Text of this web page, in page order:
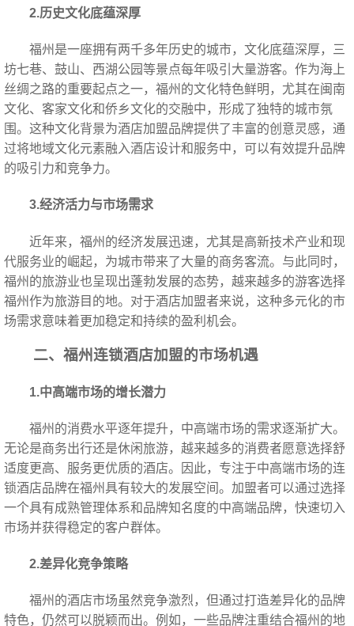
2.历史文化底蕴深厚
福州是一座拥有两千多年历史的城市，文化底蕴深厚，三
坊七巷、鼓山、西湖公园等景点每年吸引大量游客。作为海上
丝绸之路的重要起点之一，福州的文化特色鲜明，尤其在闽南
文化、客家文化和侨乡文化的交融中，形成了独特的城市氛
围。这种文化背景为酒店加盟品牌提供了丰富的创意灵感，通
过将地域文化元素融入酒店设计和服务中，可以有效提升品牌
的吸引力和竞争力。
3.经济活力与市场需求
近年来，福州的经济发展迅速，尤其是高新技术产业和现
代服务业的崛起，为城市带来了大量的商务客流。与此同时，
福州的旅游业也呈现出蓬勃发展的态势，越来越多的游客选择
福州作为旅游目的地。对于酒店加盟者来说，这种多元化的市
场需求意味着更加稳定和持续的盈利机会。
二、福州连锁酒店加盟的市场机遇
1.中高端市场的增长潜力
福州的消费水平逐年提升，中高端市场的需求逐渐扩大。
无论是商务出行还是休闲旅游，越来越多的消费者愿意选择舒
适度更高、服务更优质的酒店。因此，专注于中高端市场的连
锁酒店品牌在福州具有较大的发展空间。加盟者可以通过选择
一个具有成熟管理体系和品牌知名度的中高端品牌，快速切入
市场并获得稳定的客户群体。
2.差异化竞争策略
福州的酒店市场虽然竞争激烈，但通过打造差异化的品牌
特色，仍然可以脱颖而出。例如，一些品牌注重结合福州的地